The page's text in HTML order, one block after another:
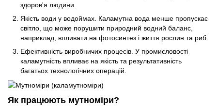
здоров'я людини.
Якість води у водоймах. Каламутна вода менше пропускає
світло, що може порушити природний водний баланс,
наприклад, впливати на фотосинтез і життя рослин та риб.
Ефективність виробничих процесів. У промисловості
каламутність впливає на якість та результативність
багатьох технологічних операцій.
Як працюють мутноміри?